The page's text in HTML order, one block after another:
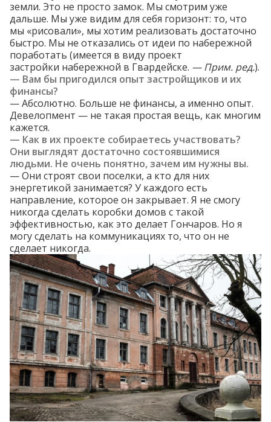
земли. Это не просто замок. Мы смотрим уже
дальше. Мы уже видим для себя горизонт: то, что
мы «рисовали», мы хотим реализовать достаточно
быстро. Мы не отказались от идеи по набережной
поработать (имеется в виду проект
застройки набережной в Гвардейске. — Прим. ред.).
— Вам бы пригодился опыт застройщиков и их
финансы?
— Абсолютно. Больше не финансы, а именно опыт.
Девелопмент — не такая простая вещь, как многим
кажется.
— Как в их проекте собираетесь участвовать?
Они выглядят достаточно состоявшимися
людьми. Не очень понятно, зачем им нужны вы.
— Они строят свои поселки, а кто для них
энергетикой занимается? У каждого есть
направление, которое он закрывает. Я не смогу
никогда сделать коробки домов с такой
эффективностью, как это делает Гончаров. Но я
могу сделать на коммуникациях то, что он не
сделает никогда.